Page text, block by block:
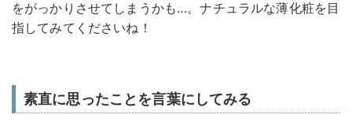
をがっかりさせてしまうかも…。ナチュラルな薄化粧を目
指してみてくださいね！
素直に思ったことを言葉にしてみる